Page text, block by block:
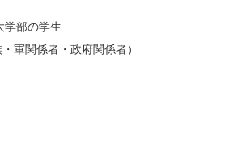
学部の学生
軍関係者・政府関係者）